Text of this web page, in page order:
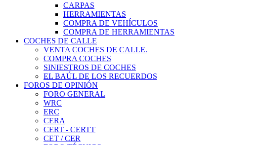
CARPAS
HERRAMIENTAS
COMPRA DE VEHÍCULOS
COMPRA DE HERRAMIENTAS
COCHES DE CALLE
VENTA COCHES DE CALLE.
COMPRA COCHES
SINIESTROS DE COCHES
EL BAÚL DE LOS RECUERDOS
FOROS DE OPINIÓN
FORO GENERAL
WRC
ERC
CERA
CERT - CERTT
CET / CER